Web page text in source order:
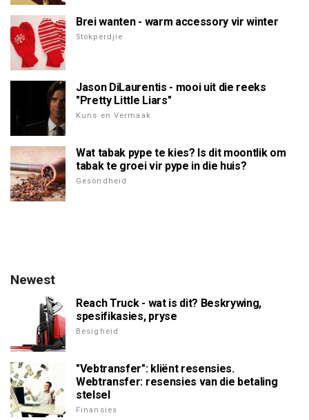
Brei wanten - warm accessory vir winter
Stokperdjie
Jason DiLaurentis - mooi uit die reeks
"Pretty Little Liars"
Kuns en Vermaak
Wat tabak pype te kies? Is dit moontlik om
tabak te groei vir pype in die huis?
Gesondheid
Newest
Reach Truck - wat is dit? Beskrywing,
spesifikasies, pryse
Besigheid
"Vebtransfer": kliënt resensies.
Webtransfer: resensies van die betaling
stelsel
Finansies